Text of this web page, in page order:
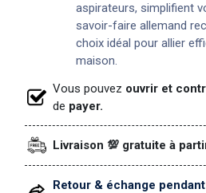
aspirateurs, simplifient
savoir-faire allemand
choix idéal pour allier
maison.
Vous pouvez ouvrir et
de payer.
Livraison 💯 gratuite à
Retour & échange